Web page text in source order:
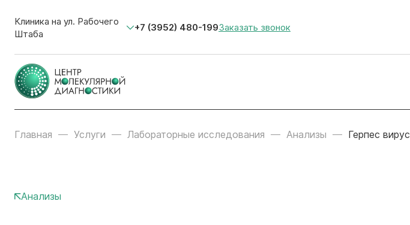
Клиника на ул. Рабочего
Штаба
+7 (3952) 480-199Заказать звонок
Главная Услуги Лабораторные исследования Анализы Герпес
Анализы